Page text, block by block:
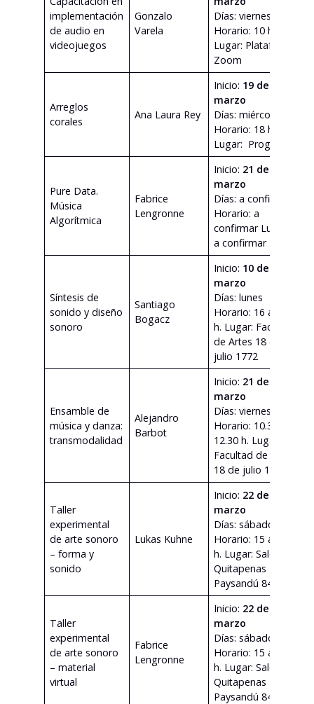
implementación
de audio en
videojuegos
Gonzalo
Varela
Días: viernes
Horario: 10 h.
Lugar: Plataforma
Zoom
Arreglos
corales
Ana Laura Rey
Inicio: 19 de
marzo
Días: miércoles
Horario: 18 h.
Lugar: Progresa
Pure Data.
Música
Algorítmica
Fabrice
Lengronne
Inicio: 21 de
marzo
Días: a confirmar
Horario: a
confirmar Lugar:
a confirmar
Síntesis de
sonido y diseño
sonoro
Santiago
Bogacz
Inicio: 10 de
marzo
Días: lunes
Horario: 16 a 18
h. Lugar: Facultad
de Artes 18 de
julio 1772
Ensamble de
música y danza:
transmodalidad
Alejandro
Barbot
Inicio: 21 de
marzo
Días: viernes
Horario: 10.30 a
12.30 h. Lugar:
Facultad de Artes
18 de julio 1772
Taller
experimental
de arte sonoro
– forma y
sonido
Lukas Kuhne
Inicio: 22 de
marzo
Días: sábados
Horario: 15 a 19
h. Lugar: Salón
Quitapenas
Paysandú 847
Taller
experimental
de arte sonoro
– material
virtual
Fabrice
Lengronne
Inicio: 22 de
marzo
Días: sábados
Horario: 15 a 19
h. Lugar: Salón
Quitapenas
Paysandú 847